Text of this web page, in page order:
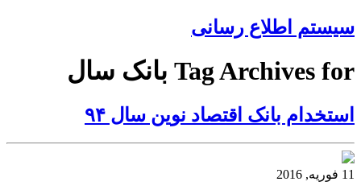
سیستم اطلاع رسانی
Tag Archives for بانک سال
استخدام بانک اقتصاد نوین سال ۹۴
11 فوریه, 2016